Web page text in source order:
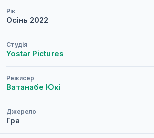
Рік
Осінь 2022
Студія
Yostar Pictures
Режисер
Ватанабе Юкі
Джерело
Гра